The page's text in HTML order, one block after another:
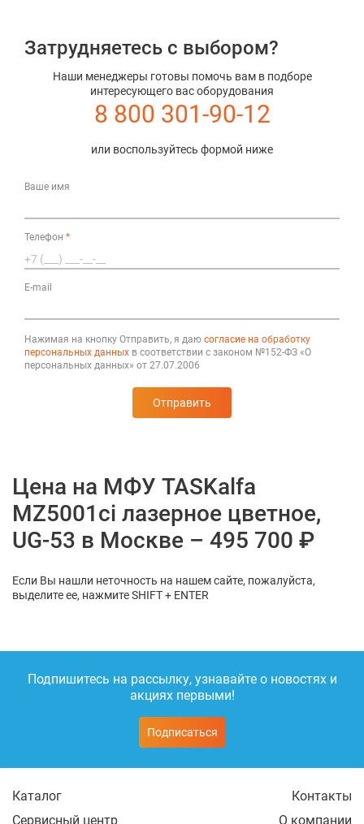
Затрудняетесь с выбором?
Наши менеджеры готовы помочь вам в подборе
интересующего вас оборудования
8 800 301-90-12
или воспользуйтесь формой ниже
Ваше имя
Телефон *
E-mail
Нажимая на кнопку Отправить, я даю согласие на обработку
персональных данных в соответствии с законом №152-ФЗ «О
персональных данных» от 27.07.2006
Отправить
Цена на МФУ TASKalfa
MZ5001ci лазерное цветное,
UG-53 в Москве – 495 700 ₽
Если Вы нашли неточность на нашем сайте, пожалуйста,
выделите ее, нажмите SHIFT + ENTER
Подпишитесь на рассылку, узнавайте о новостях и
акциях первыми!
Подписаться
Каталог
Контакты
Сервисный центр
О компании